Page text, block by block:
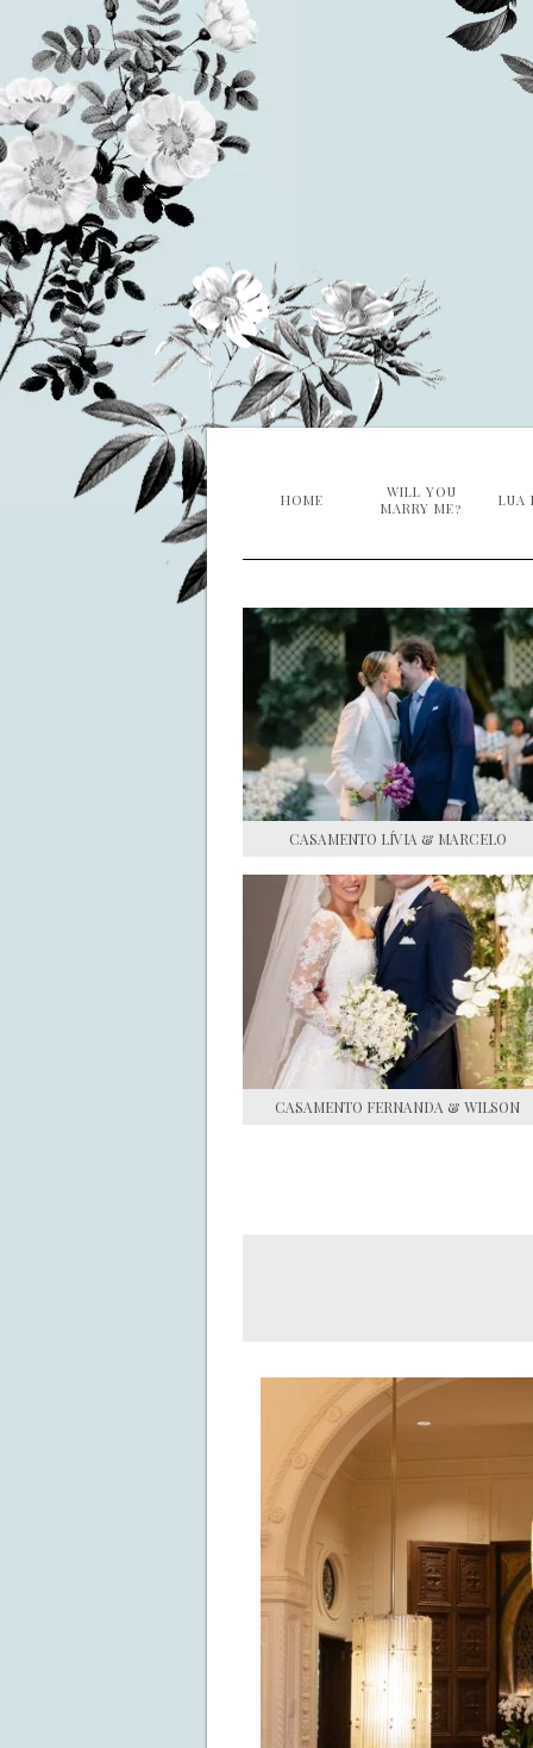
HOME
WILL YOU
MARRY ME?
LUA
CASAMENTO LÍVIA & MARCELO
CASAMENTO FERNANDA & WILSON